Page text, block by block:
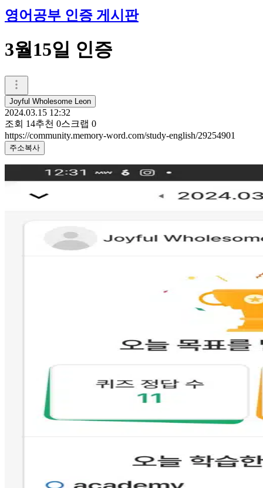
영어공부 인증 게시판
3월15일 인증
Joyful Wholesome Leon
2024.03.15 12:32
조회 14추천 0스크랩 0
https://community.memory-word.com/study-english/29254901
주소복사